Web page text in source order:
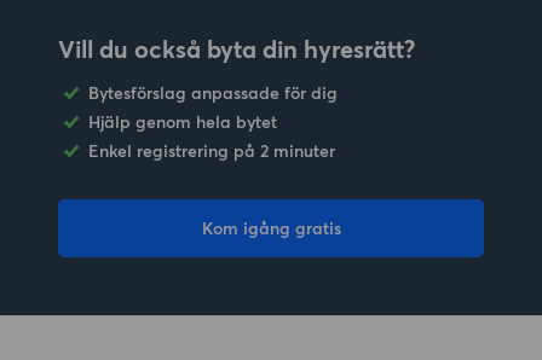
Vill du också byta din hyresrätt?
Bytesförslag anpassade för dig
Hjälp genom hela bytet
Enkel registrering på 2 minuter
Kom igång gratis